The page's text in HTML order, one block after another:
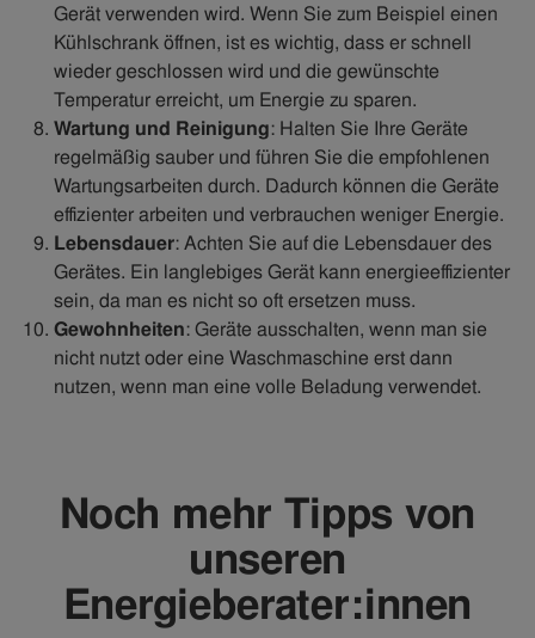
Gerät verwenden wird. Wenn Sie zum Beispiel einen
Kühlschrank öffnen, ist es wichtig, dass er schnell
wieder geschlossen wird und die gewünschte
Temperatur erreicht, um Energie zu sparen.
Wartung und Reinigung: Halten Sie Ihre Geräte
regelmäßig sauber und führen Sie die empfohlenen
Wartungsarbeiten durch. Dadurch können die Geräte
effizienter arbeiten und verbrauchen weniger Energie.
Lebensdauer: Achten Sie auf die Lebensdauer des
Gerätes. Ein langlebiges Gerät kann energieeffizienter
sein, da man es nicht so oft ersetzen muss.
Gewohnheiten: Geräte ausschalten, wenn man sie
nicht nutzt oder eine Waschmaschine erst dann
nutzen, wenn man eine volle Beladung verwendet.
Noch mehr Tipps von
unseren
Energieberater:innen